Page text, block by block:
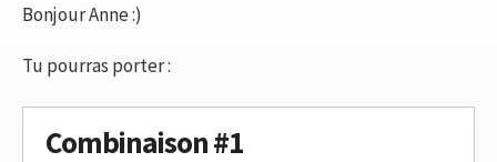
Bonjour Anne :)
Tu pourras porter :
Combinaison #1